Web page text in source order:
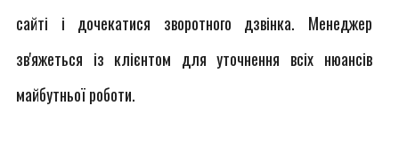
сайті і дочекатися зворотного дзвінка. Менеджер
зв'яжеться із клієнтом для уточнення всіх нюансів
майбутньої роботи.